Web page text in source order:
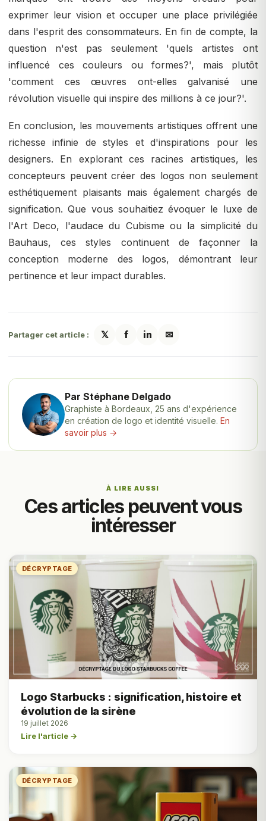
exprimer leur vision et occuper une place privilégiée
dans l'esprit des consommateurs. En fin de compte, la
question n'est pas seulement 'quels artistes ont
influencé ces couleurs ou formes?', mais plutôt
'comment ces œuvres ont-elles galvanisé une
révolution visuelle qui inspire des millions à ce jour?'.
En conclusion, les mouvements artistiques offrent une
richesse infinie de styles et d'inspirations pour les
designers. En explorant ces racines artistiques, les
concepteurs peuvent créer des logos non seulement
esthétiquement plaisants mais également chargés de
signification. Que vous souhaitiez évoquer le luxe de
l'Art Deco, l'audace du Cubisme ou la simplicité du
Bauhaus, ces styles continuent de façonner la
conception moderne des logos, démontrant leur
pertinence et leur impact durables.
Partager cet article : 𝕏 f in ✉
Par Stéphane Delgado
Graphiste à Bordeaux, 25 ans d'expérience
en création de logo et identité visuelle. En
savoir plus →
À LIRE AUSSI
Ces articles peuvent vous
intéresser
DÉCRYPTAGE
Logo Starbucks : signification, histoire et
évolution de la sirène
19 juillet 2026
Lire l'article →
DÉCRYPTAGE